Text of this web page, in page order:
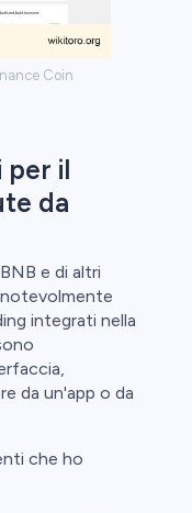
Coin
per il
da
e di altri
integrati nella
da un'app o da
che ho